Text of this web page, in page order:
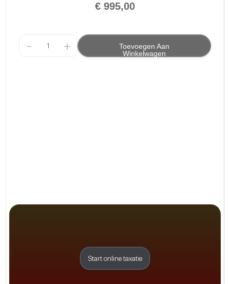
€ 995,00
+
-
Toevoegen Aan
Winkelwagen
Start online taxatie